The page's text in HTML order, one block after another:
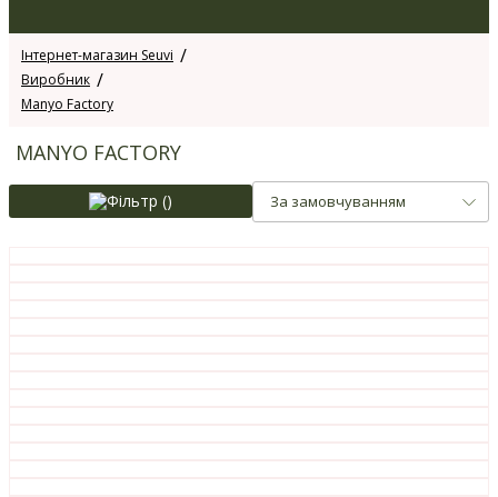
Інтернет-магазин Seuvi
Виробник
Manyo Factory
MANYO FACTORY
Фільтр () За замовчуванням